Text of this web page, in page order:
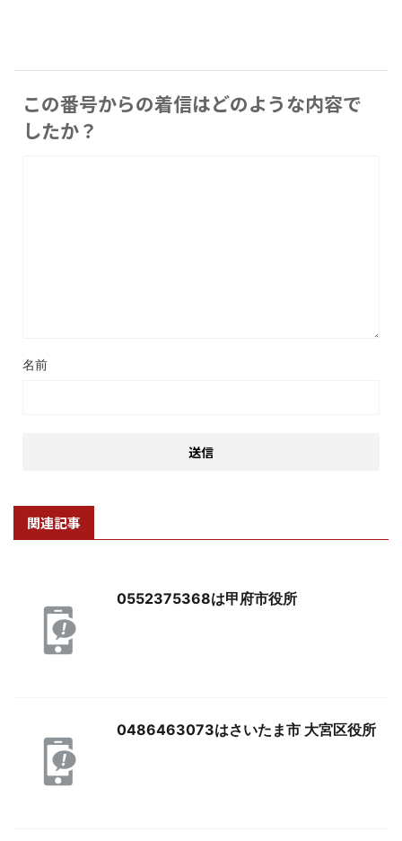
この番号からの着信はどのような内容で
したか？
名前
関連記事
0552375368は甲府市役所
0486463073はさいたま市 大宮区役所